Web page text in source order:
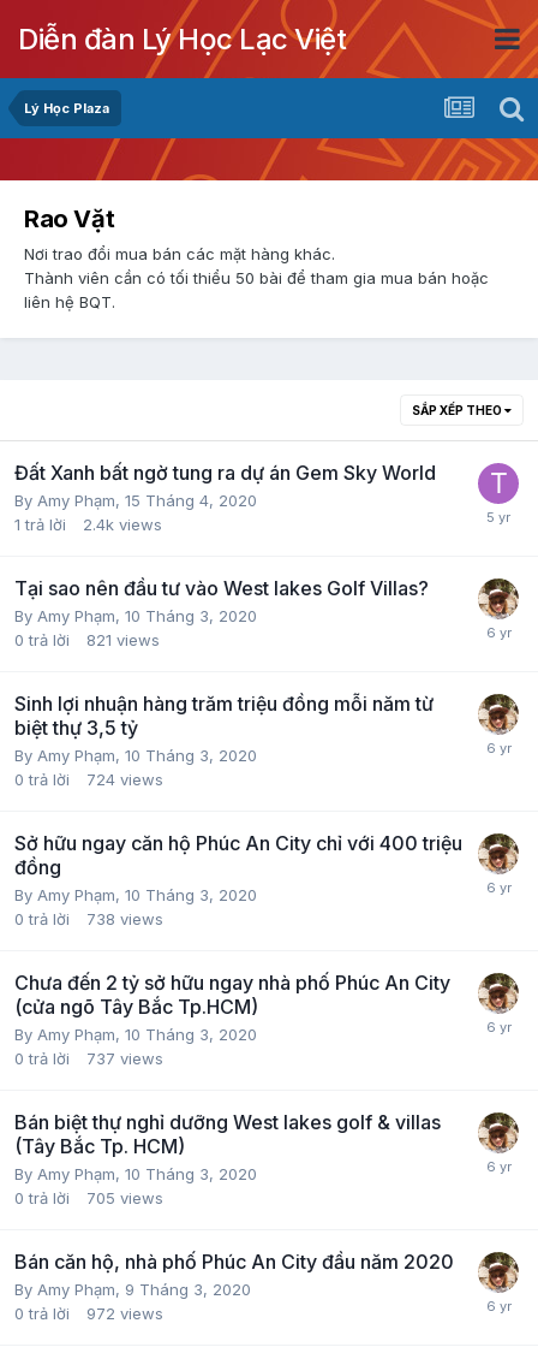
Diễn đàn Lý Học Lạc Việt
Lý Học Plaza
Rao Vặt
Nơi trao đổi mua bán các mặt hàng khác.
Thành viên cần có tối thiểu 50 bài để tham gia mua bán hoặc
liên hệ BQT.
SẮP XẾP THEO
Đất Xanh bất ngờ tung ra dự án Gem Sky World
By Amy Phạm, 15 Tháng 4, 2020
1 trả lời 2.4k views
Tại sao nên đầu tư vào West lakes Golf Villas?
By Amy Phạm, 10 Tháng 3, 2020
0 trả lời 821 views
Sinh lợi nhuận hàng trăm triệu đồng mỗi năm từ
biệt thự 3,5 tỷ
By Amy Phạm, 10 Tháng 3, 2020
0 trả lời 724 views
Sở hữu ngay căn hộ Phúc An City chỉ với 400 triệu
đồng
By Amy Phạm, 10 Tháng 3, 2020
0 trả lời 738 views
Chưa đến 2 tỷ sở hữu ngay nhà phố Phúc An City
(cửa ngõ Tây Bắc Tp.HCM)
By Amy Phạm, 10 Tháng 3, 2020
0 trả lời 737 views
Bán biệt thự nghỉ dưỡng West lakes golf & villas
(Tây Bắc Tp. HCM)
By Amy Phạm, 10 Tháng 3, 2020
0 trả lời 705 views
Bán căn hộ, nhà phố Phúc An City đầu năm 2020
By Amy Phạm, 9 Tháng 3, 2020
0 trả lời 972 views